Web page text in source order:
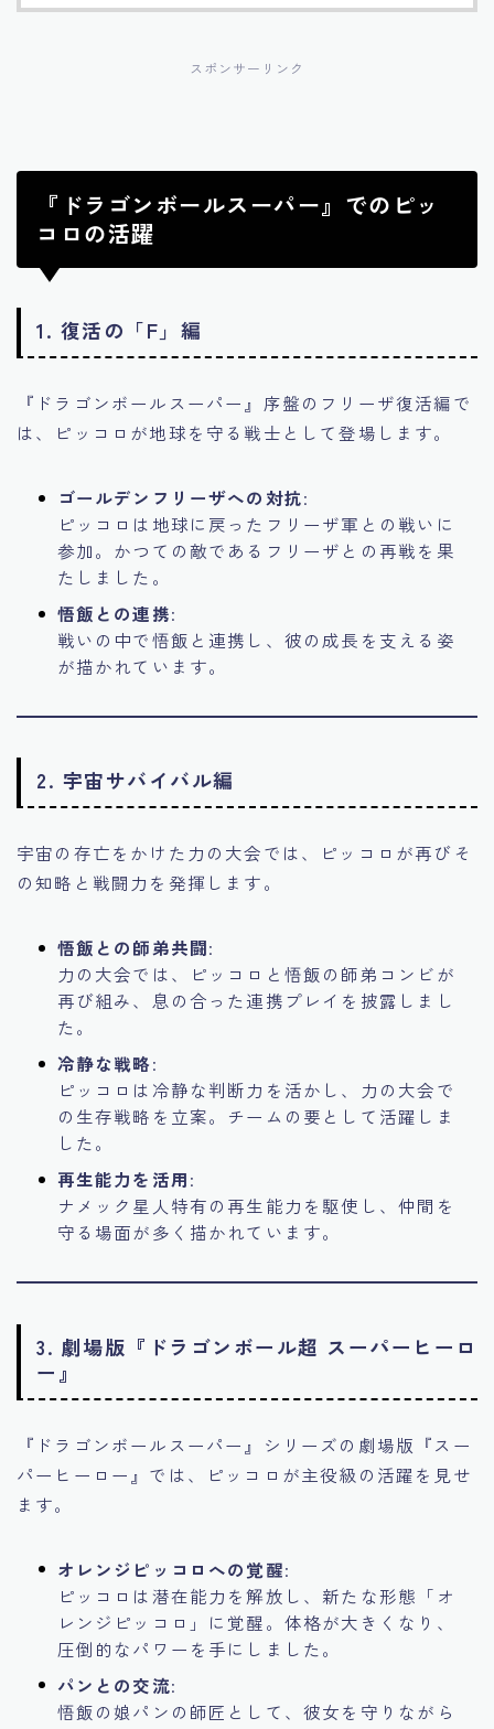
スポンサーリンク
『ドラゴンボールスーパー』でのピッ
コロの活躍
1. 復活の「F」編
『ドラゴンボールスーパー』序盤のフリーザ復活編で
は、ピッコロが地球を守る戦士として登場します。
ゴールデンフリーザへの対抗:
ピッコロは地球に戻ったフリーザ軍との戦いに
参加。かつての敵であるフリーザとの再戦を果
たしました。
悟飯との連携:
戦いの中で悟飯と連携し、彼の成長を支える姿
が描かれています。
2. 宇宙サバイバル編
宇宙の存亡をかけた力の大会では、ピッコロが再びそ
の知略と戦闘力を発揮します。
悟飯との師弟共闘:
力の大会では、ピッコロと悟飯の師弟コンビが
再び組み、息の合った連携プレイを披露しまし
た。
冷静な戦略:
ピッコロは冷静な判断力を活かし、力の大会で
の生存戦略を立案。チームの要として活躍しま
した。
再生能力を活用:
ナメック星人特有の再生能力を駆使し、仲間を
守る場面が多く描かれています。
3. 劇場版『ドラゴンボール超 スーパーヒーロ
ー』
『ドラゴンボールスーパー』シリーズの劇場版『スー
パーヒーロー』では、ピッコロが主役級の活躍を見せ
ます。
オレンジピッコロへの覚醒:
ピッコロは潜在能力を解放し、新たな形態「オ
レンジピッコロ」に覚醒。体格が大きくなり、
圧倒的なパワーを手にしました。
パンとの交流:
悟飯の娘パンの師匠として、彼女を守りながら